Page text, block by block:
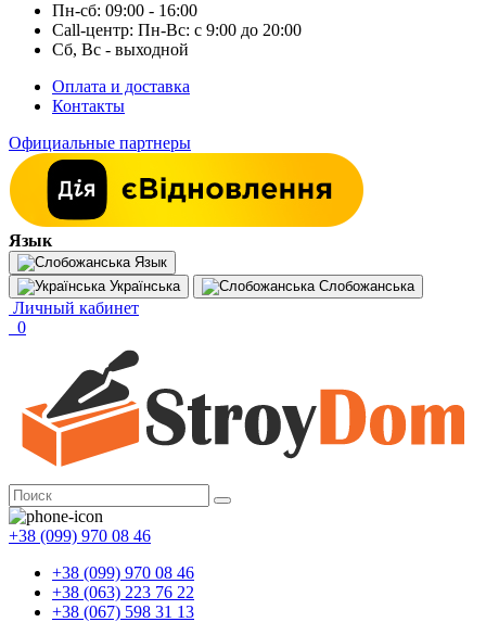
Пн-сб: 09:00 - 16:00
Call-центр: Пн-Вс: с 9:00 до 20:00
Сб, Вс - выходной
Оплата и доставка
Контакты
Официальные партнеры
Язык
Язык
Українська
Слобожанська
Личный кабинет
0
+38 (099) 970 08 46
+38 (099) 970 08 46
+38 (063) 223 76 22
+38 (067) 598 31 13